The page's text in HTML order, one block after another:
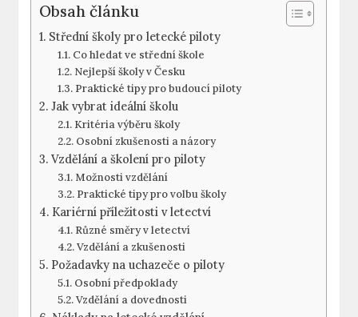
Obsah článku
Střední školy ⁢pro letecké piloty
Co hledat ve ⁢střední škole
Nejlepší školy v Česku
Praktické tipy pro budoucí piloty
Jak vybrat ideální školu
Kritéria výběru školy
Osobní zkušenosti a ⁣názory
Vzdělání a školení ⁣pro piloty
Možnosti vzdělání
Praktické tipy pro volbu školy
Kariérní ⁢příležitosti⁢ v​ letectví
Různé směry v letectví
Vzdělání a ⁢zkušenosti
Požadavky ‌na uchazeče⁣ o ‍piloty
Osobní předpoklady
Vzdělání a dovednosti